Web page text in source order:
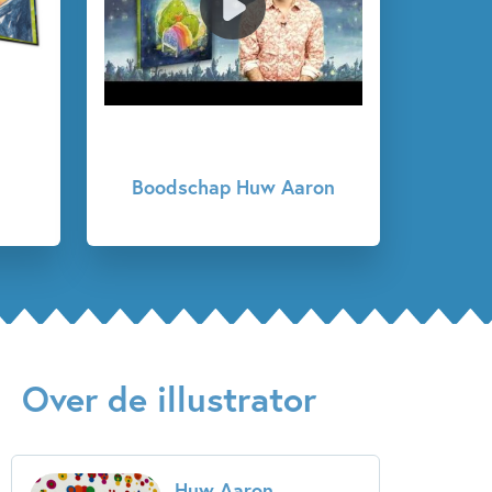
Prentenboeken
Sprookjes, mythen & legendes
Huw Aaron
Boodschap Huw Aaron
Over de illustrator